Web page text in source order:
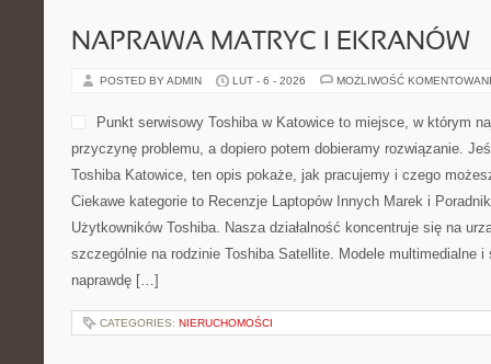
NAPRAWA MATRYC I EKRANÓW
POSTED BY ADMIN LUT - 6 - 2026 MOŻLIWOŚĆ
Punkt serwisowy Toshiba w Katowice to miejsce, w którym
przyczynę problemu, a dopiero potem dobieramy rozwiązanie.
Toshiba Katowice, ten opis pokaże, jak pracujemy i czego
Ciekawe kategorie to Recenzje Laptopów Innych Marek i
Użytkowników Toshiba. Nasza działalność koncentruje się na
szczególnie na rodzinie Toshiba Satellite. Modele multimedialne i
naprawdę […]
CATEGORIES: NIERUCHOMOŚCI